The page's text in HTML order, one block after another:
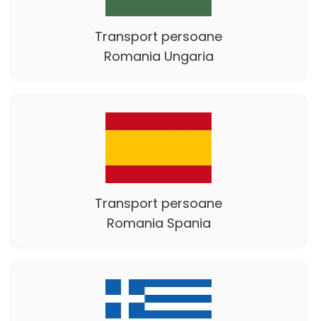
Transport persoane
Romania Ungaria
Transport persoane
Romania Spania